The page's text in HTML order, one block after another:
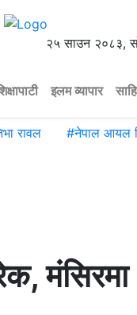
२५ साउन २०८३,
इलम व्यापार
रावल #नेपाल आयल
मंसिरमा